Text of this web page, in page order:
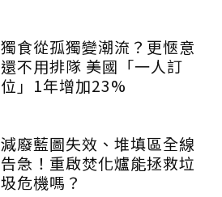
獨食從孤獨變潮流？更愜意
還不用排隊 美國「一人訂
位」1年增加23%
減廢藍圖失效、堆填區全線
告急！重啟焚化爐能拯救垃
圾危機嗎？